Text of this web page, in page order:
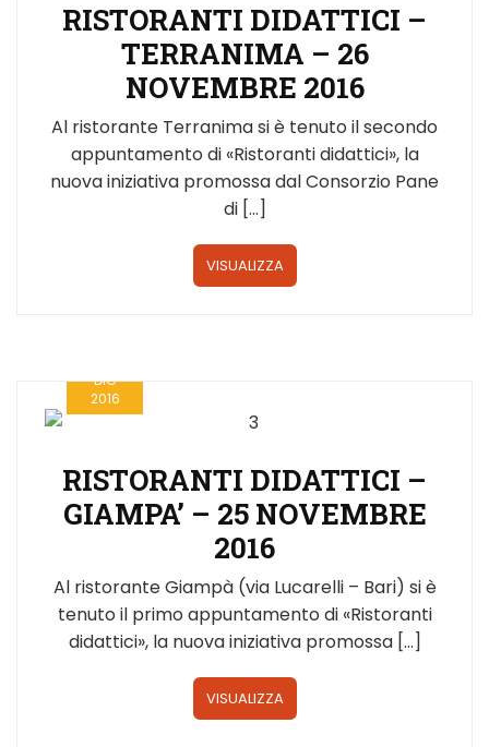
RISTORANTI DIDATTICI –
TERRANIMA – 26
NOVEMBRE 2016
Al ristorante Terranima si è tenuto il secondo
appuntamento di «Ristoranti didattici», la
nuova iniziativa promossa dal Consorzio Pane
di […]
VISUALIZZA
DIC
2016
RISTORANTI DIDATTICI –
GIAMPA’ – 25 NOVEMBRE
2016
Al ristorante Giampà (via Lucarelli – Bari) si è
tenuto il primo appuntamento di «Ristoranti
didattici», la nuova iniziativa promossa […]
VISUALIZZA